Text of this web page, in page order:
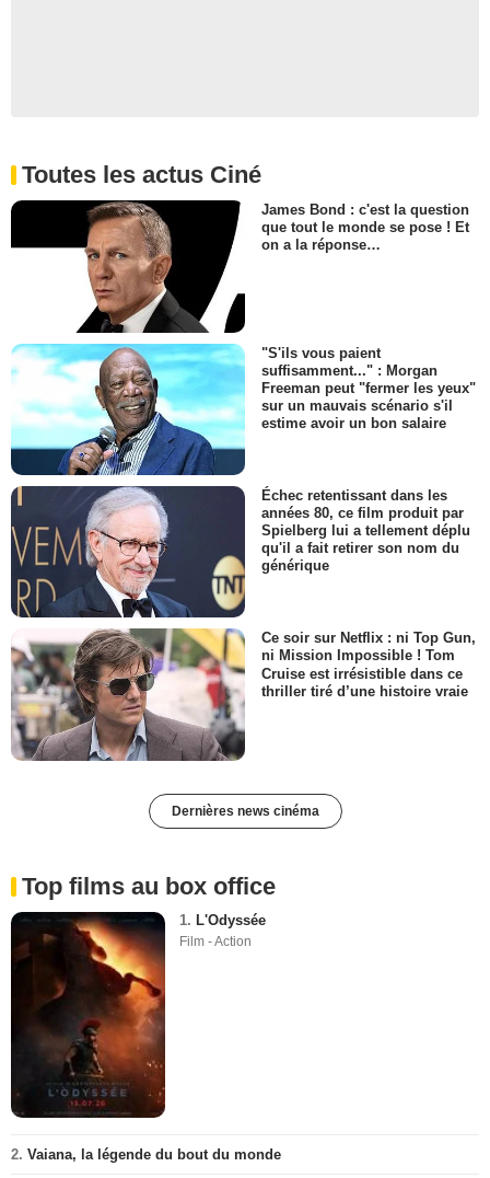
Toutes les actus Ciné
James Bond : c'est la question
que tout le monde se pose ! Et
on a la réponse…
"S'ils vous paient
suffisamment..." : Morgan
Freeman peut "fermer les yeux"
sur un mauvais scénario s'il
estime avoir un bon salaire
Échec retentissant dans les
années 80, ce film produit par
Spielberg lui a tellement déplu
qu'il a fait retirer son nom du
générique
Ce soir sur Netflix : ni Top Gun,
ni Mission Impossible ! Tom
Cruise est irrésistible dans ce
thriller tiré d’une histoire vraie
Dernières news cinéma
Top films au box office
1. L'Odyssée
Film - Action
2. Vaiana, la légende du bout du monde